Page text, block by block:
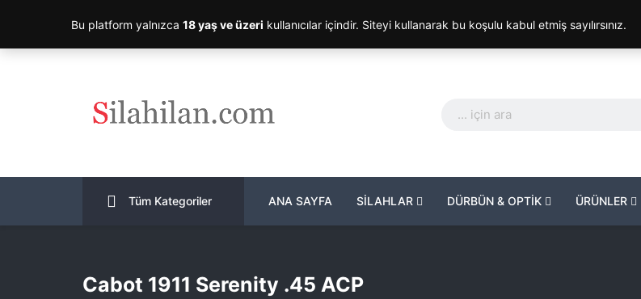
Tüm Kategoriler ANA SAYFA SİLAHLAR DÜRBÜN & OPTİK ÜRÜNLER
Cabot 1911 Serenity .45 ACP
Bu platform yalnızca 18 yaş ve üzeri kullanıcılar içindir. Siteyi kullanarak bu koşulu kabul etmiş sayılırsınız.